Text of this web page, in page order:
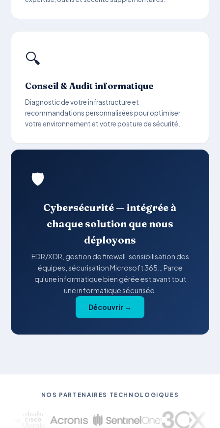
🔍
Conseil & Audit informatique
Diagnostic de votre infrastructure et
recommandations personnalisées pour optimiser
votre environnement et votre posture de sécurité.
🛡️
Cybersécurité — intégrée à
chaque solution que nous
déployons
EDR/XDR, gestion de firewall, sensibilisation des
équipes, sécurisation Microsoft 365… Parce
qu'une informatique bien gérée est avant tout
une informatique sécurisée.
Découvrir →
NOS PARTENAIRES TECHNOLOGIQUES